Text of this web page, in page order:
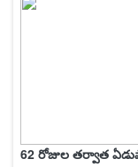
62 రోజుల తర్వాత